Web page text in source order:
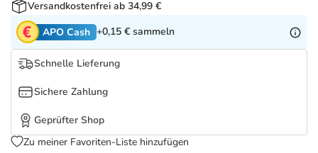
Tierapotheke
Vitamine & Mineralstoffe
Marken
Salus Deals
Versandkostenfrei ab 34,99 €
APO Cash +0,15 € sammeln
Schnelle Lieferung
Sichere Zahlung
Geprüfter Shop
Zu meiner Favoriten-Liste hinzufügen